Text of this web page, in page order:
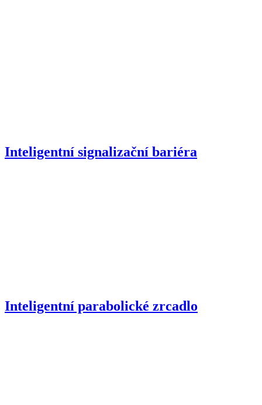
Inteligentní signalizační bariéra
Inteligentní parabolické zrcadlo